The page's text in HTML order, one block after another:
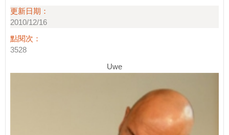
更新日期：
2010/12/16
點閱次：
3528
Uwe